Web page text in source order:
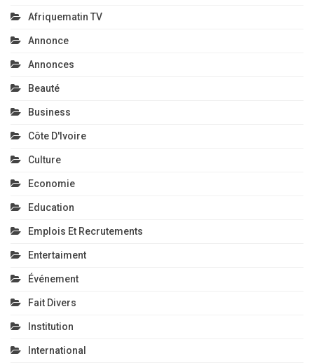
Afriquematin TV
Annonce
Annonces
Beauté
Business
Côte D'Ivoire
Culture
Economie
Education
Emplois Et Recrutements
Entertaiment
Événement
Fait Divers
Institution
International